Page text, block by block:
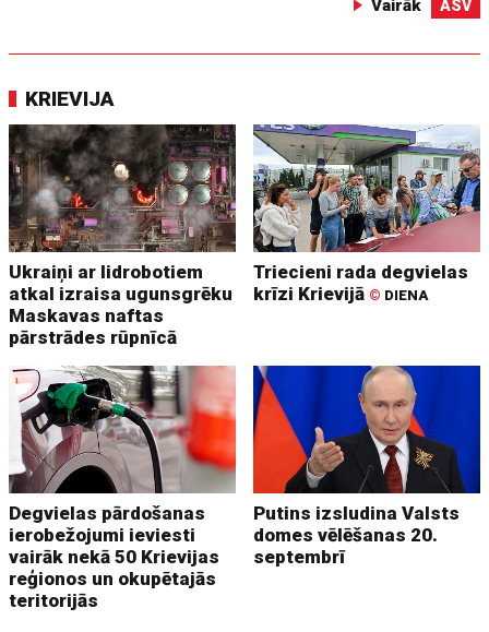
Vairāk ASV
KRIEVIJA
Ukraiņi ar lidrobotiem
atkal izraisa ugunsgrēku
Maskavas naftas
pārstrādes rūpnīcā
Triecieni rada degvielas
krīzi Krievijā © DIENA
Degvielas pārdošanas
ierobežojumi ieviesti
vairāk nekā 50 Krievijas
reģionos un okupētajās
teritorijās
Putins izsludina Valsts
domes vēlēšanas 20.
septembrī